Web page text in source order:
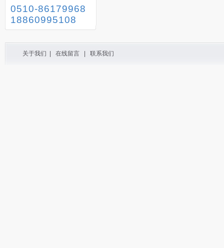
0510-86179968
18860995108
关于我们 在线留言 联系我们